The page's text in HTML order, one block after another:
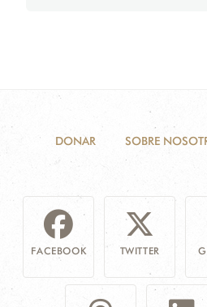
DONAR SOBRE
FACEBOOK TWITTER